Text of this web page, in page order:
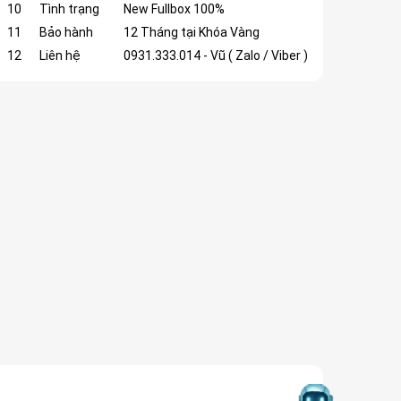
10
Tình trạng
New Fullbox 100%
11
Bảo hành
12 Tháng tại Khóa Vàng
12
Liên hệ 0931.333.014 - Vũ ( Zalo / Viber )